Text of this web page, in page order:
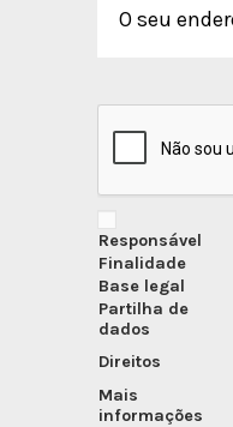
Responsável
Finalidade
Base legal
Partilha de
dados
Direitos
Mais
informações